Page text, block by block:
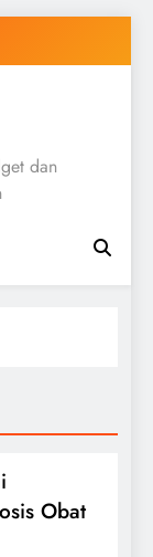
dan
Obat